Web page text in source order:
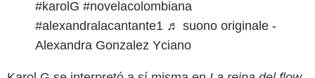
#karolG #novelacolombiana
#alexandralacantante1 ♬ suono originale -
Alexandra Gonzalez Yciano